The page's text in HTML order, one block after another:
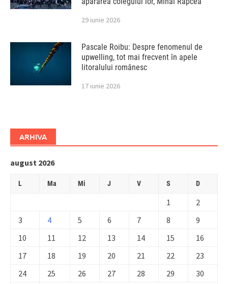
29 iunie 2026
Pascale Roibu: Despre fenomenul de
upwelling, tot mai frecvent în apele
litoralului românesc
17 iunie 2026
ARHIVA
august 2026
L Ma Mi J V S D
1
2
3
4 5 6 7 8
9
10
11 12 13 14 15
16
17
18 19 20 21 22
23
24
25 26 27 28 29
30